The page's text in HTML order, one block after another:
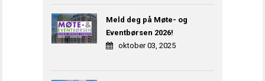
Meld deg på Møte- og
Eventbørsen 2026!
oktober 03, 2025